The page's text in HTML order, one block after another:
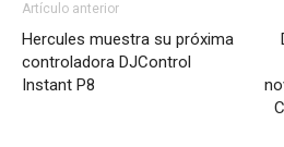
Artículo anterior
Hercules muestra su próxima
controladora DJControl
Instant P8